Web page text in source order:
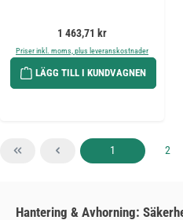
Ordinarie pris:
1 463,71 kr
Priser inkl. moms, plus leveranskostnader
LÄGG TILL I KUNDVAGNEN
Sida
1 Sida
2
Hantering & Avhorning: